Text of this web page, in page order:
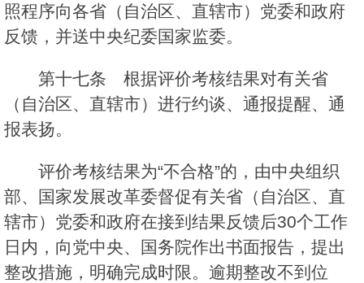
照程序向各省（自治区、直辖市）党委和政府
反馈，并送中央纪委国家监委。
第十七条 根据评价考核结果对有关省
（自治区、直辖市）进行约谈、通报提醒、通
报表扬。
评价考核结果为“不合格”的，由中央组织
部、国家发展改革委督促有关省（自治区、直
辖市）党委和政府在接到结果反馈后30个工作
日内，向党中央、国务院作出书面报告，提出
整改措施，明确完成时限。逾期整改不到位